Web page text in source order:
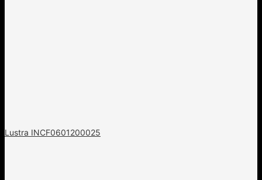
Lustra INCF0601200025